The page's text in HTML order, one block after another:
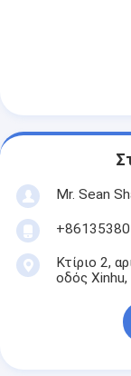
Mr. Sean
Κτίριο 2,
οδός